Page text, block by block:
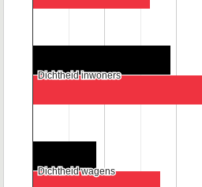
Dichtheid inwoners
Dichtheid inwoners
Dichtheid wagens
Dichtheid wagens